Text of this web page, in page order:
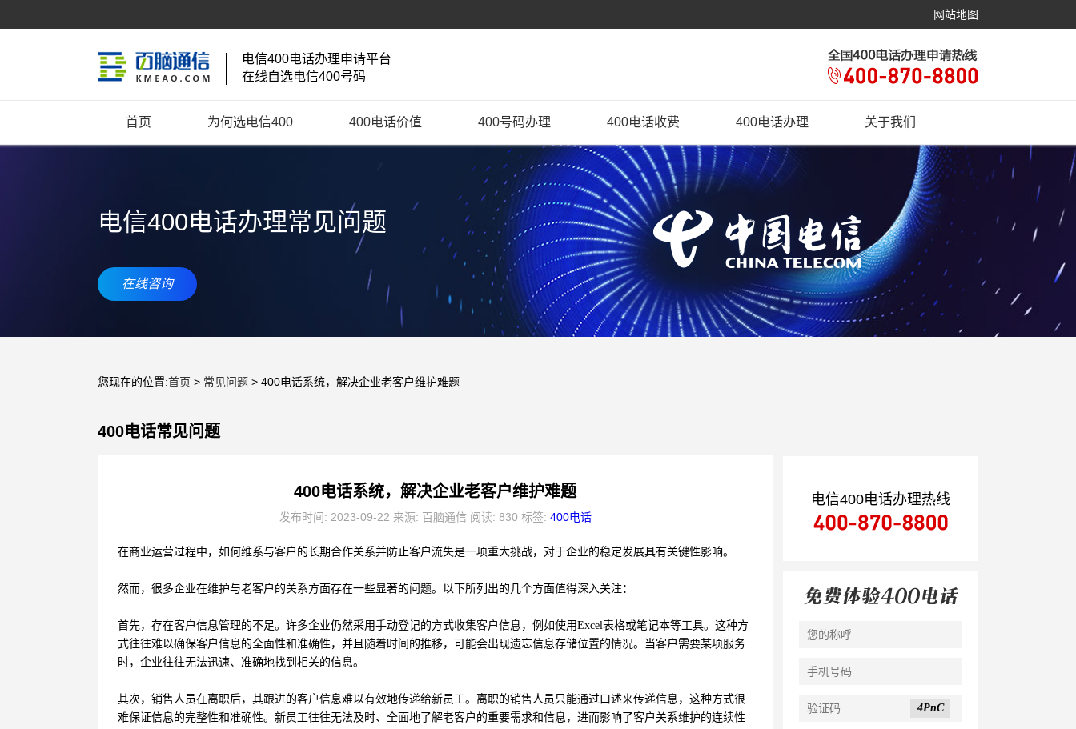
网站地图
电信400电话办理申请平台
在线自选电信400号码
首页 为何选电信400 400电话价值 400号码办理 400电话收费 400电话办理 关于我们
电信400电话办理常见问题
在线咨询
您现在的位置:首页 > 常见问题 > 400电话系统，解决企业老客户维护难题
400电话常见问题
400电话系统，解决企业老客户维护难题
发布时间: 2023-09-22 来源: 百脑通信 阅读: 830 标签: 400电话
在商业运营过程中，如何维系与客户的长期合作关系并防止客户流失是一项重大挑战，对于企业的稳定发展具有关键性影响。
然而，很多企业在维护与老客户的关系方面存在一些显著的问题。以下所列出的几个方面值得深入关注：
首先，存在客户信息管理的不足。许多企业仍然采用手动登记的方式收集客户信息，例如使用Excel表格或笔记本等工具。这种方
式往往难以确保客户信息的全面性和准确性，并且随着时间的推移，可能会出现遗忘信息存储位置的情况。当客户需要某项服务
时，企业往往无法迅速、准确地找到相关的信息。
其次，销售人员在离职后，其跟进的客户信息难以有效地传递给新员工。离职的销售人员只能通过口述来传递信息，这种方式很
难保证信息的完整性和准确性。新员工往往无法及时、全面地了解老客户的重要需求和信息，进而影响了客户关系维护的连续性
电信400电话办理热线
4PnC